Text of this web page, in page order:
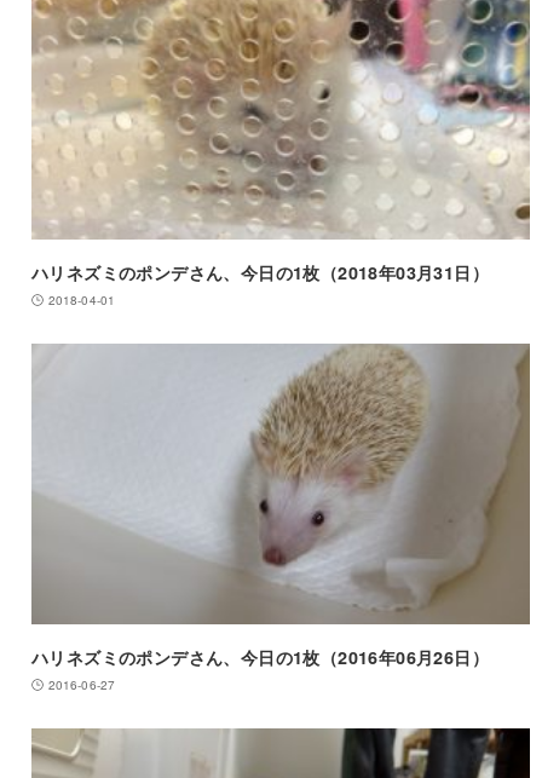
ハリネズミのポンデさん、今日の1枚（2018年03月31日）
2018-04-01
ハリネズミのポンデさん、今日の1枚（2016年06月26日）
2016-06-27